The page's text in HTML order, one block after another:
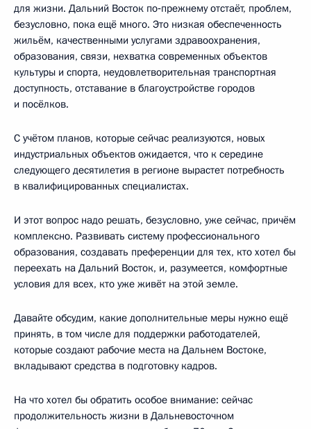
для жизни. Дальний Восток по‑прежнему отстаёт, проблем,
безусловно, пока ещё много. Это низкая обеспеченность
жильём, качественными услугами здравоохранения,
образования, связи, нехватка современных объектов
культуры и спорта, неудовлетворительная транспортная
доступность, отставание в благоустройстве городов
и посёлков.
С учётом планов, которые сейчас реализуются, новых
индустриальных объектов ожидается, что к середине
следующего десятилетия в регионе вырастет потребность
в квалифицированных специалистах.
И этот вопрос надо решать, безусловно, уже сейчас, причём
комплексно. Развивать систему профессионального
образования, создавать преференции для тех, кто хотел бы
переехать на Дальний Восток, и, разумеется, комфортные
условия для всех, кто уже живёт на этой земле.
Давайте обсудим, какие дополнительные меры нужно ещё
принять, в том числе для поддержки работодателей,
которые создают рабочие места на Дальнем Востоке,
вкладывают средства в подготовку кадров.
На что хотел бы обратить особое внимание: сейчас
продолжительность жизни в Дальневосточном